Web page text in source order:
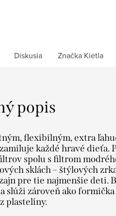
Diskusia Značka Kietla
popis
flexibilným, extra
každé hravé dieťa.
spolu s filtrom
sklách – štýlových
pre tie najmenšie deti.
slúži zároveň ako
plastelíny.